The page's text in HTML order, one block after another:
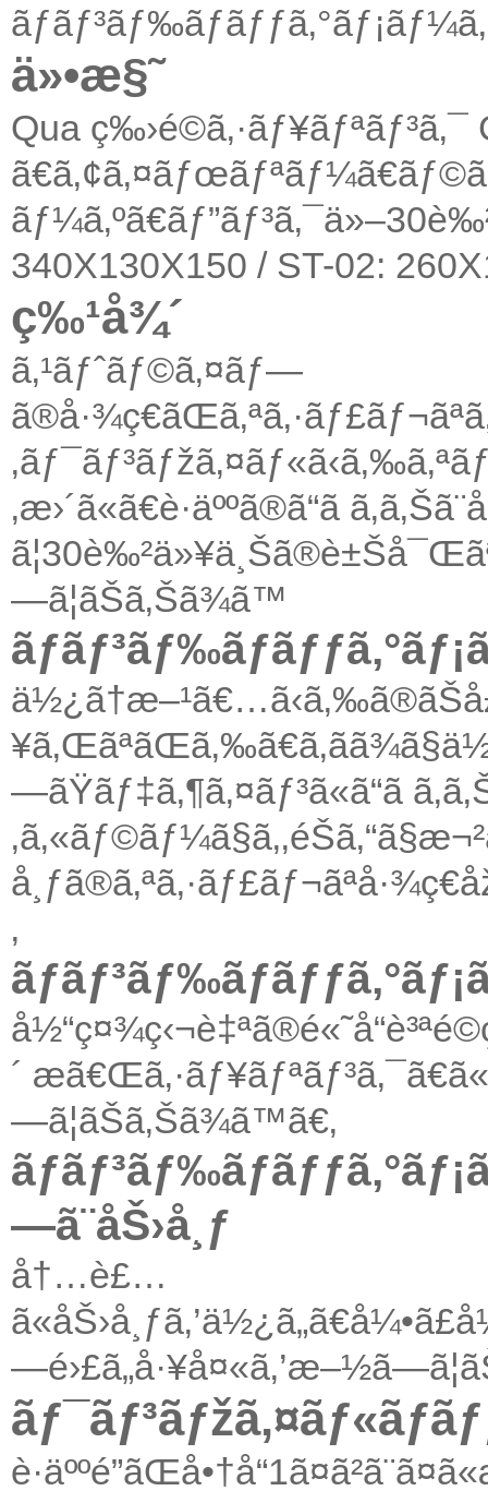
ä»•æ§˜
Qua
340X130X150 / ST-02:
ç‰¹å¾´
ã‚¹ãƒˆãƒ©ã‚¤ãƒ—
‚æ›´ã«ã€è·äººã®ã“ã
—ã¦ãŠã‚Šã¾ã™
—ãŸãƒ‡ã‚¶ã‚¤ãƒ³ã«ã“ã
‚
´
—ã¦ãŠã‚Šã¾ã™ã€‚
—ã¨åŠ›å¸ƒ
å†…è£…